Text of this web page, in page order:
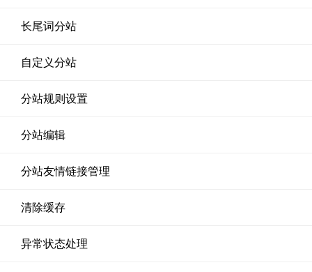
长尾词分站
自定义分站
分站规则设置
分站编辑
分站友情链接管理
清除缓存
异常状态处理